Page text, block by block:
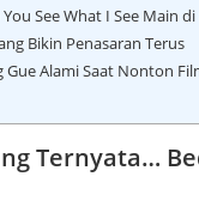
See What I See Main
Bikin Penasaran Terus
Alami Saat Nonton
Ternyata…